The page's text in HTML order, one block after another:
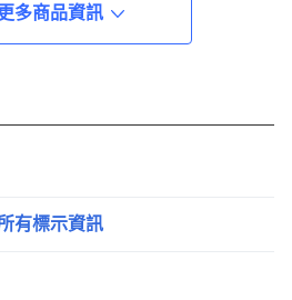
多商品資訊
有標示資訊